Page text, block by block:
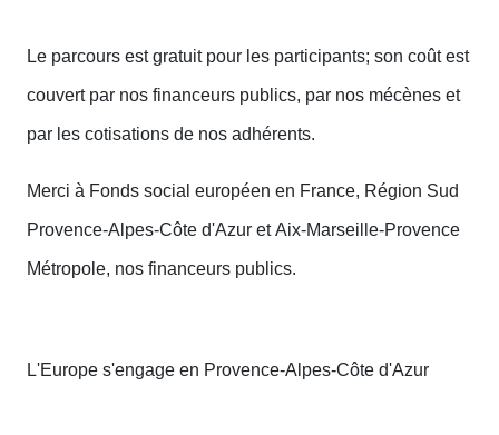
Le parcours est gratuit pour les participants; son coût est
couvert par nos financeurs publics, par nos mécènes et
par les cotisations de nos adhérents.
Merci à Fonds social européen en France, Région Sud
Provence-Alpes-Côte d'Azur et Aix-Marseille-Provence
Métropole, nos financeurs publics.
L'Europe s'engage en Provence-Alpes-Côte d'Azur